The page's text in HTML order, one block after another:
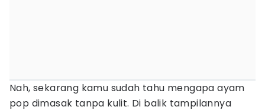
Nah, sekarang kamu sudah tahu mengapa ayam
pop dimasak tanpa kulit. Di balik tampilannya